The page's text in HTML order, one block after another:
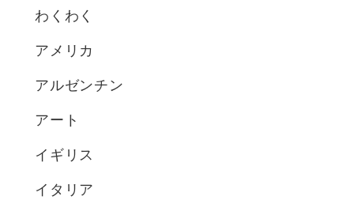
わくわく
アメリカ
アルゼンチン
アート
イギリス
イタリア